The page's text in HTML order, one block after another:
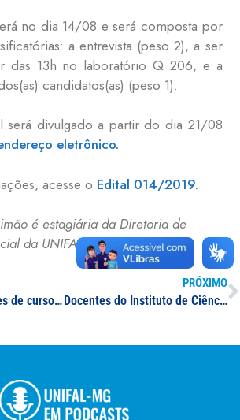
no dia 14/08 e será composta por
a entrevista (peso 2), a ser
das 13h no laboratório Q 206, e a
candidatos(as) (peso 1).
será divulgado a partir do dia 21/08
eletrônico.
acesse o Edital 014/2019.
é estagiária da Diretoria de
da UNIFAL-MG
Seleção de discentes de cursos de Pós-Graduação para participação no ReFORÇA
PRÓXIMO
Docentes do Instituto de Ciência e Tecnologia participam de curso de capacitação e estabelecem parceria entre Universidade e empresa internacional de empreendedorismo